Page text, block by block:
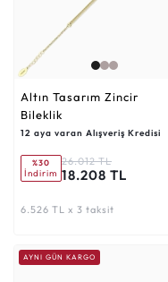
Altın Tasarım Zincir
Bileklik
12 aya varan Alışveriş Kredisi
%30
İndirim
26.012 TL
18.208 TL
6.526 TL x 3 taksit
AYNI GÜN KARGO